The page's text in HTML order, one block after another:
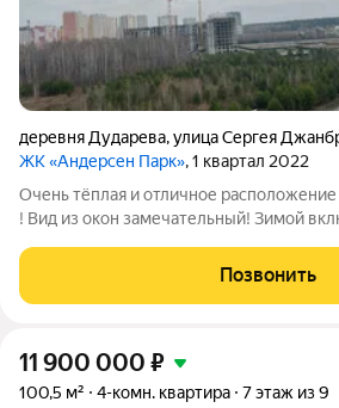
деревня Дударева,улица Сергея
ЖК «Андерсен Парк», 1 квартал 2022
Очень тёплая и отличное
! Вид из окон замечательный! Зимой
Можно сделать косметический ремонт
жить! Счётчики света воды
Позвонить
11 900 000 ₽
100,5 м² 4-комн. квартира 7 этаж из 9